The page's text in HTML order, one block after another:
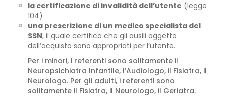
la certificazione di invalidità dell’utente (legge
104)
una prescrizione di un medico specialista del
SSN, il quale certifica che gli ausili oggetto
dell’acquisto sono appropriati per l’utente.
Per i minori, i referenti sono solitamente il
Neuropsichiatra Infantile, l’Audiologo, il Fisiatra, il
Neurologo. Per gli adulti, i referenti sono
solitamente il Fisiatra, il Neurologo, il Geriatra.